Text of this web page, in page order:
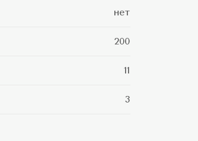
нет
200
11
3